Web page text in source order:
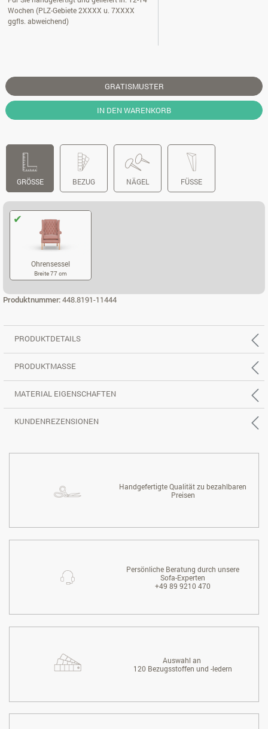
Wochen (PLZ-Gebiete 2XXXX u. 7XXXX
ggfls. abweichend)
GRATISMUSTER
IN DEN WARENKORB
GRÖSSE BEZUG NÄGEL FÜSSE
Ohrensessel
Breite 77 cm
Produktnummer:448.8191-11444
PRODUKTDETAILS
PRODUKTMASSE
MATERIAL EIGENSCHAFTEN
KUNDENREZENSIONEN
Handgefertigte Qualität zu bezahlbaren
Preisen
Persönliche Beratung durch unsere
Sofa-Experten
+49 89 9210 470
Auswahl an
120 Bezugsstoffen und -ledern